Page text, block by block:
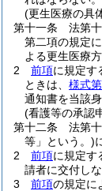
(更生医療の具
第十一条
法第
第二項の規定
よる更生医療
2
前項に規定す
ときは、 様式
通知書を当該
(看護等の承認
第十二条
法第
等」という。)
2
前項に規定す
請者に交付し
3
前項の規定に